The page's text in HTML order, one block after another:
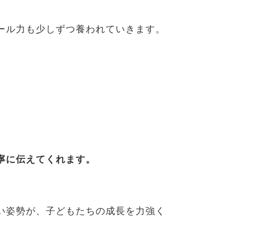
力も少しずつ養われていきます。
伝えてくれます。
勢が、子どもたちの成長を力強く